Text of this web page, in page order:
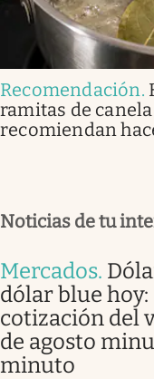
Recomendación.
ramitas de
recomiendan
Noticias de tu
Mercados.
dólar blue hoy:
cotización del
de agosto
minuto